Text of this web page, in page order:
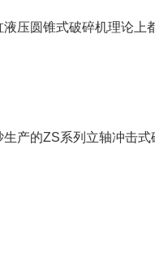
压圆锥式破碎机理论
产的ZS系列立轴冲击